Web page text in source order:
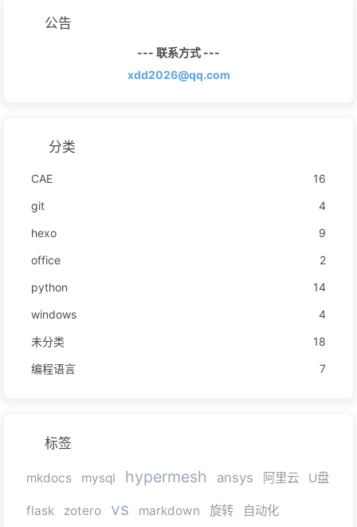
公告
--- 联系方式 ---
xdd2026@qq.com
分类
CAE
16
git
4
hexo
9
office
2
python
14
windows
4
未分类
18
编程语言
7
标签
mkdocs mysql hypermesh ansys 阿里云 U盘
flask zotero vs markdown 旋转
自动化